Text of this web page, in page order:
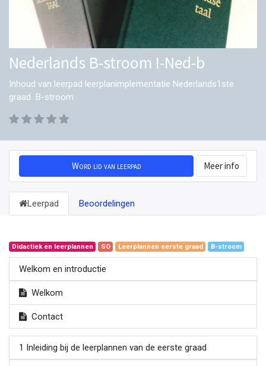
Nederlands B-stroom I-Ned-b
Inhoud van leerpad leerplanimplementatie Nederlands1ste
graad B-stroom
Word lid van leerpad Meer info
Leerpad Beoordelingen
Didactiek en leerplannen SO Leerplannen eerste graad B-stroom
Welkom en introductie
Welkom
Contact
1 Inleiding bij de leerplannen van de eerste graad